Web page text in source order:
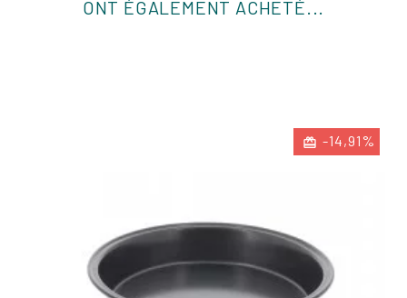
ONT ÉGALEMENT ACHETÉ...
-14,91%